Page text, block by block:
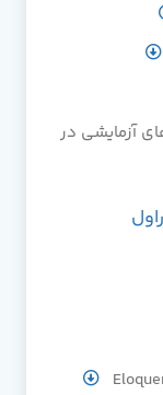
آزمایشی در